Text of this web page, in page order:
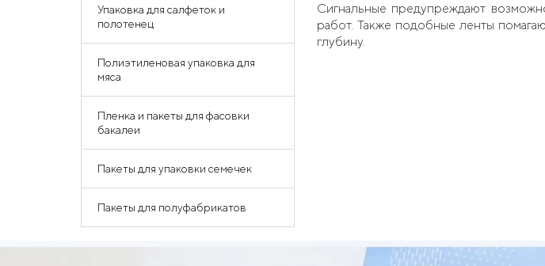
Упаковка для салфеток и
полотенец
Полиэтиленовая упаковка для
мяса
Пленка и пакеты для фасовки
бакалеи
Пакеты для упаковки семечек
Пакеты для полуфабрикатов
Сигнальные предупреждают
работ. Также подобные ленты
глубину.